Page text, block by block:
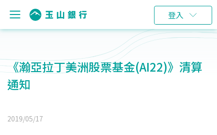
登入
《瀚亞拉丁美洲股票基金(AI22)》清算
通知
2019/05/17